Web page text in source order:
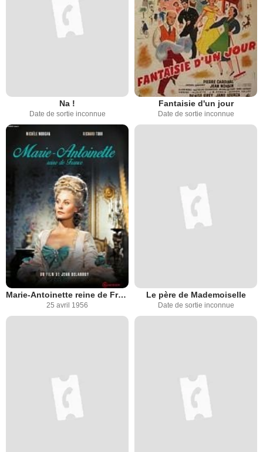
Na !
Date de sortie inconnue
Fantaisie d'un jour
Date de sortie inconnue
Marie-Antoinette reine de France
25 avril 1956
Le père de Mademoiselle
Date de sortie inconnue